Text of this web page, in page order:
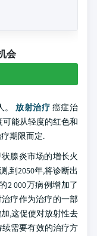
会
。放射治疗 癌症治
能从轻度的红色和
期限而定.
腺炎市场的增长火
,到2050年,将诊断出
2 000万病例增加了
疗作为治疗的一部
,这促使对放射性去
需要有效的治疗方